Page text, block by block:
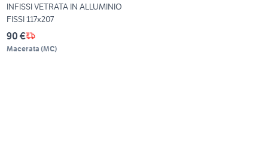
INFISSI VETRATA IN ALLUMINIO
FISSI 117x207
90 €
Macerata (MC)